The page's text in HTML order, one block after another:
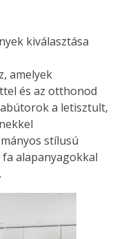
kiválasztása
amelyek
és az otthonod
a letisztult,
stílusú
alapanyagokkal